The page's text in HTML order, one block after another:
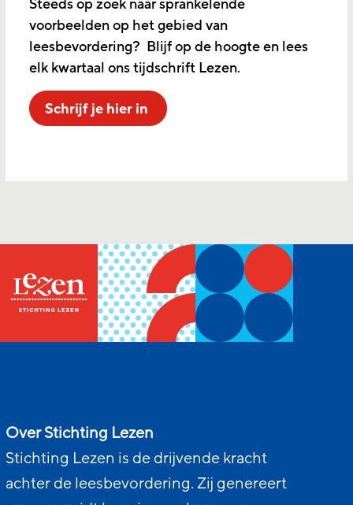
Steeds op zoek naar sprankelende
voorbeelden op het gebied van
leesbevordering? Blijf op de hoogte en lees
elk kwartaal ons tijdschrift Lezen.
Schrijf je hier in
Over Stichting Lezen
Stichting Lezen is de drijvende kracht
achter de leesbevordering. Zij genereert